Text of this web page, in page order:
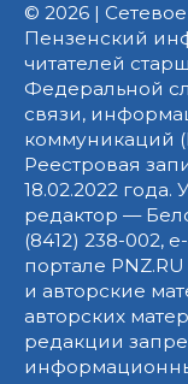
© 2026 |
Пензенский
читателей
Федеральной
связи,
коммуникаций
Реестровая
18.02.2022
редактор —
(8412) 238-002,
портале
и авторские
авторских
редакции